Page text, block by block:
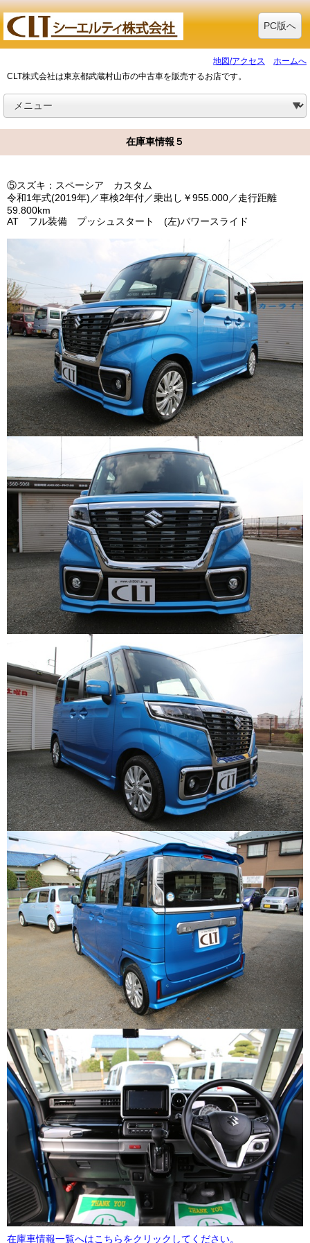
PC版へ
地図/アクセス
ホームへ
CLT株式会社は東京都武蔵村山市の中古車を販売するお店です。
在庫車情報５
⑤スズキ：スペーシア カスタム
令和1年式(2019年)／車検2年付／乗出し￥955.000／走行距離
59.800km
AT フル装備 プッシュスタート (左)パワースライド
在庫車情報一覧へはこちらをクリックしてください。